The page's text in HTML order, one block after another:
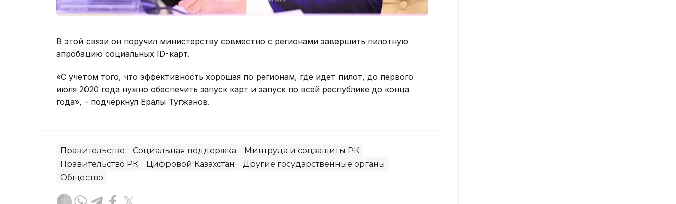
В этой связи он поручил министерству совместно с регионами завершить пилотную
апробацию социальных ID-карт.
«С учетом того, что эффективность хорошая по регионам, где идет пилот, до первого
июля 2020 года нужно обеспечить запуск карт и запуск по всей республике до конца
года», - подчеркнул Ералы Тугжанов.
Правительство Социальная поддержка
Минтруда и соцзащиты РК
Правительство РК
Цифровой Казахстан
Другие государственные органы
Общество